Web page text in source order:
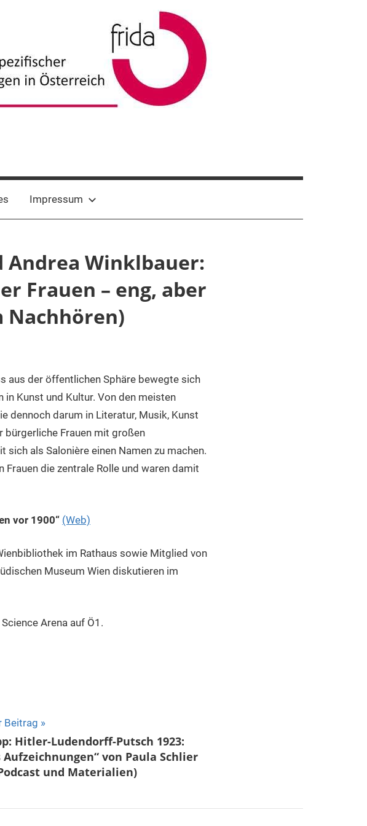
Impressum
Winklbauer:
Frauen – eng, aber
Nachhören)
aus der öffentlichen Sphäre bewegte sich
in Kunst und Kultur. Von den meisten
dennoch darum in Literatur, Musik, Kunst
bürgerliche Frauen mit großen
als Salonière einen Namen zu machen.
die zentrale Rolle und waren damit
vor 1900“ (Web)
im Rathaus sowie Mitglied von
Museum Wien diskutieren im
Arena auf Ö1.
Beitrag
Hitler-Ludendorff-Putsch 1923:
Aufzeichnungen“ von Paula Schlier
und Materialien)